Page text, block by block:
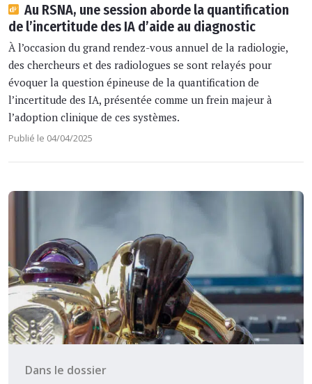
Au RSNA, une session aborde la quantification
de l’incertitude des IA d’aide au diagnostic
À l’occasion du grand rendez-vous annuel de la radiologie,
des chercheurs et des radiologues se sont relayés pour
évoquer la question épineuse de la quantification de
l’incertitude des IA, présentée comme un frein majeur à
l’adoption clinique de ces systèmes.
Publié le 04/04/2025
Dans le dossier